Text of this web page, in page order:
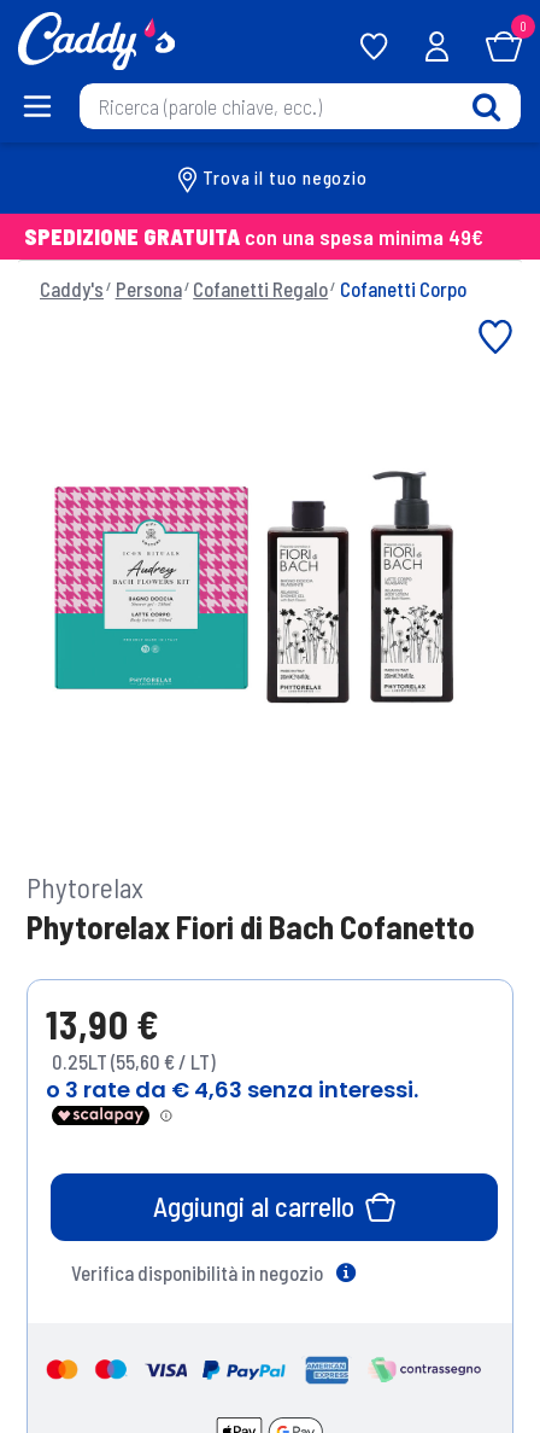
0
Trova il tuo negozio
SPEDIZIONE GRATUITA con una spesa minima 49€
Caddy's Persona Cofanetti Regalo Cofanetti Corpo
Phytorelax
Phytorelax Fiori di Bach Cofanetto
13,90 €
0.25LT (55,60 € / LT)
Aggiungi al carrello
Verifica disponibilità in negozio